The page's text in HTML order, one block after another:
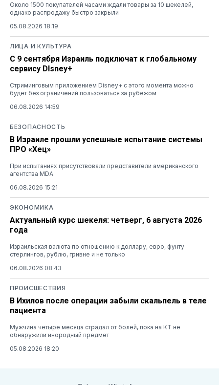
Около 1500 покупателей часами ждали товары за 10 шекелей,
однако распродажу быстро закрыли
05.08.2026 18:19
ЛИЦА И КУЛЬТУРА
С 9 сентября Израиль подключат к глобальному
сервису DIsney+
Стриминговым приложением Disney+ с этого момента можно
будет без ограничений пользоваться за рубежом
06.08.2026 14:59
БЕЗОПАСНОСТЬ
В Израиле прошли успешные испытание системы
ПРО «Хец»
При испытаниях присутствовали представители американского
агентства MDA
06.08.2026 15:21
ЭКОНОМИКА
Актуальный курс шекеля: четверг, 6 августа 2026
года
Израильская валюта по отношению к доллару, евро, фунту
стерлингов, рублю, гривне и не только
06.08.2026 08:43
ПРОИСШЕСТВИЯ
В Ихилов после операции забыли скальпель в теле
пациента
Мужчина четыре месяца страдал от болей, пока на КТ не
обнаружили инородный предмет
05.08.2026 18:20